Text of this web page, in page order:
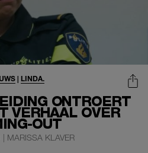
ONTROERT
VERHAAL OVER
OUT
| LINDA.
| MARISSA KLAVER